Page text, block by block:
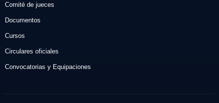
Comité de jueces
Documentos
Cursos
Circulares oficiales
Convocatorias y Equipaciones